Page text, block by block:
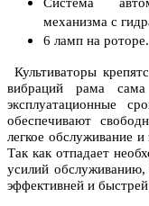
Система
механизма с
6 ламп на роторе.
Культиваторы
вибраций рама
эксплуатационные
обеспечивают
легкое обслуживание
Так как отпадает
усилий обслуживанию,
эффективней и